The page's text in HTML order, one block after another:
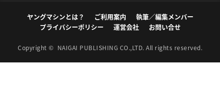
ヤングマシンとは？ ご利用案内
執筆／編集メンバー
プライバシーポリシー
運営会社 お問い合せ
Copyright © NAIGAI PUBLISHING CO.,LTD. All rights reserved.